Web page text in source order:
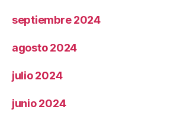
septiembre 2024
agosto 2024
julio 2024
junio 2024